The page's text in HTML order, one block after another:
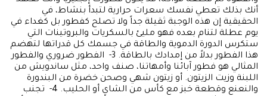
أنك بذلك تعطي نفسك سعرات حرارية لتبدأ بنشاط، في
الحقيقية إن هذه الوجبة ثقيلة جداً ولا تصلح كفطور بل كغداء في
يوم عطلة لتنام بعده فهو مليئ بالسكريات والبروتينات التي
ستكرس الدورة الدموية والطاقة في جسمك كل قدراتها لتهضم
هذا الفطور بدلاً من إمدادك بالطاقة. 3- الفطور ضروري والفطور
المثالي هو فطور آبائنا وأمهاتنا، صنف واحد، مثل ساندويش من
اللبنة وزيت الزيتون. أو زيتون شهي وصحن خضرة من البندورة
والنعنع وقطعة خبز مع كأس من الشاي أو الحليب. 4- تجنب